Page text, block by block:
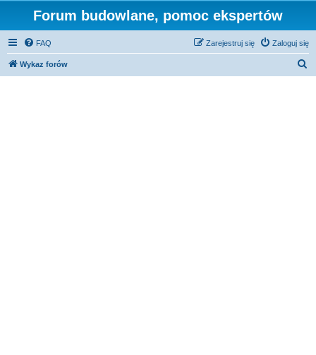
Forum budowlane, pomoc ekspertów
FAQ Zaloguj się
Zarejestruj się
Wykaz forów